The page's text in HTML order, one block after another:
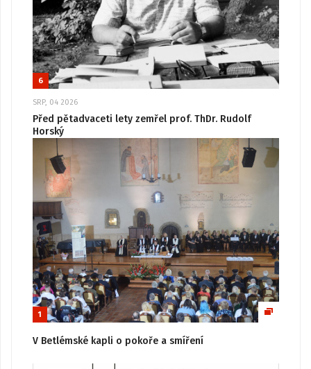
6
SRP, 04 2026
Před pětadvaceti lety zemřel prof. ThDr. Rudolf
Horský
1
V Betlémské kapli o pokoře a smíření